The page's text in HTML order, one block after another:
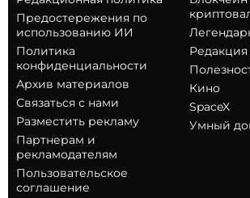
Предостережения по
использованию ИИ
Политика
конфиденциальности
Архив материалов
Связаться с нами
Разместить рекламу
Партнерам и
рекламодателям
Пользовательское
соглашение
Кино
SpaceX
Умный